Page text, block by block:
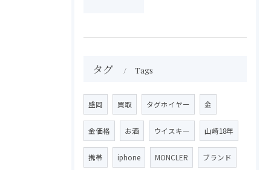
タグ Tags
盛岡 買取 タグホイヤー 金
金価格 お酒 ウイスキー 山崎18年
携帯 iphone MONCLER ブランド